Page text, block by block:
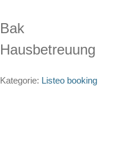
Bak
Hausbetreuung
Kategorie: Listeo booking